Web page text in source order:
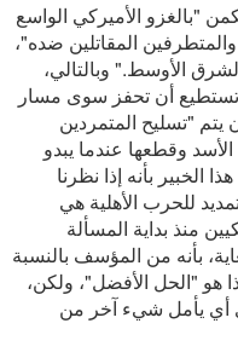
"بالغزو الأميركي الواسع
المقاتلين ضده"،
الأوسط." وبالتالي،
تستطيع أن تحفز سوى مسار
يتم "تسليح المتمردين
وقطعها عندما يبدو
الخبير بأنه إذا نظرنا
للحرب الأهلية هي
منذ بداية المسألة
بأنه من المؤسف بالنسبة
"الحل الأفضل"، ولكن،
أي يأمل شيء آخر من